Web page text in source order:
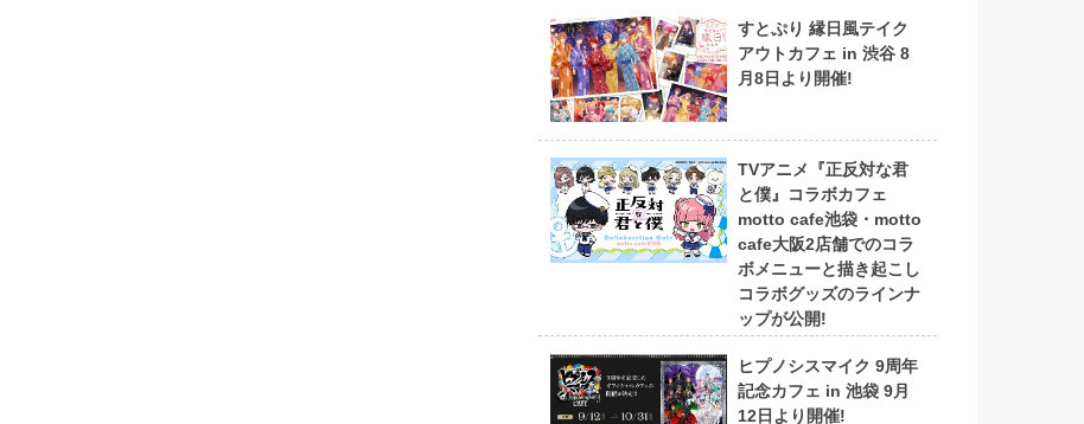
すとぷり 縁日風テイク
アウトカフェ in 渋谷 8
月8日より開催!
TVアニメ『正反対な君
と僕』コラボカフェ
motto cafe池袋・motto
cafe大阪2店舗でのコラ
ボメニューと描き起こし
コラボグッズのラインナ
ップが公開!
ヒプノシスマイク 9周年
記念カフェ in 池袋 9月
12日より開催!